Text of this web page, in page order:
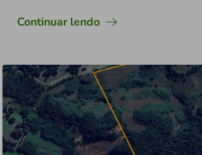
Continuar lendo